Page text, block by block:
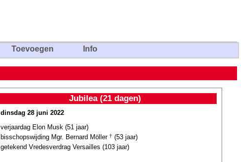
Toevoegen Info
Jubilea (21 dagen)
dinsdag 28 juni 2022
verjaardag Elon Musk (51 jaar)
bisschopswijding Mgr. Bernard Möller † (53 jaar)
getekend Vredesverdrag Versailles (103 jaar)